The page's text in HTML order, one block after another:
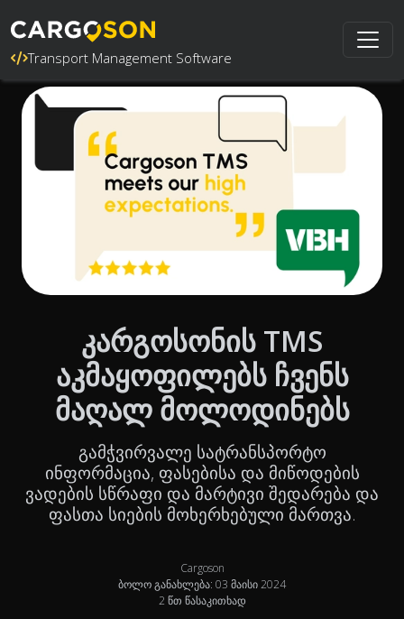
Transport Management Software
კარგოსონის TMS
აკმაყოფილებს ჩვენს
მაღალ მოლოდინებს
გამჭვირვალე სატრანსპორტო
ინფორმაცია, ფასებისა და მიწოდების
ვადების სწრაფი და მარტივი შედარება და
ფასთა სიების მოხერხებული მართვა.
Cargoson
ბოლო განახლება: 03 მაისი 2024
2 წთ წასაკითხად